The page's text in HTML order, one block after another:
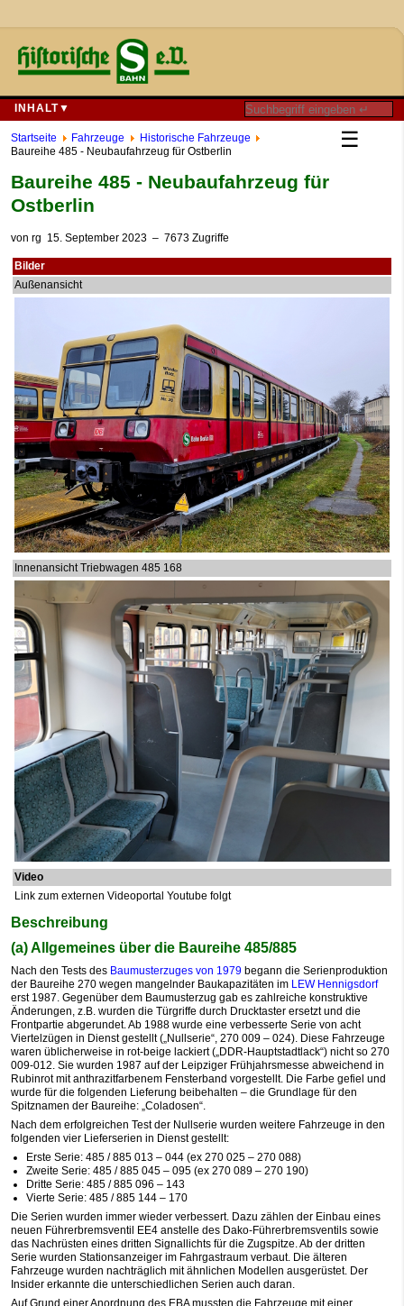
INHALT▼
☰
Startseite Fahrzeuge
Historische Fahrzeuge
Baureihe 485 - Neubaufahrzeug für Ostberlin
Baureihe 485 - Neubaufahrzeug für
Ostberlin
von rg 15. September 2023 – 7673 Zugriffe
Bilder
Außenansicht
Innenansicht Triebwagen 485 168
Video
Link zum externen Videoportal Youtube folgt
Beschreibung
(a) Allgemeines über die Baureihe 485/885
Nach den Tests des Baumusterzuges von 1979 begann die Serienproduktion
der Baureihe 270 wegen mangelnder Baukapazitäten im LEW Hennigsdorf
erst 1987. Gegenüber dem Baumusterzug gab es zahlreiche konstruktive
Änderungen, z.B. wurden die Türgriffe durch Drucktaster ersetzt und die
Frontpartie abgerundet. Ab 1988 wurde eine verbesserte Serie von acht
Viertelzügen in Dienst gestellt („Nullserie“, 270 009 – 024). Diese Fahrzeuge
waren üblicherweise in rot-beige lackiert („DDR-Hauptstadtlack“) nicht so 270
009-012. Sie wurden 1987 auf der Leipziger Frühjahrsmesse abweichend in
Rubinrot mit anthrazitfarbenem Fensterband vorgestellt. Die Farbe gefiel und
wurde für die folgenden Lieferung beibehalten – die Grundlage für den
Spitznamen der Baureihe: „Coladosen“.
Nach dem erfolgreichen Test der Nullserie wurden weitere Fahrzeuge in den
folgenden vier Lieferserien in Dienst gestellt:
Erste Serie: 485 / 885 013 – 044 (ex 270 025 – 270 088)
Zweite Serie: 485 / 885 045 – 095 (ex 270 089 – 270 190)
Dritte Serie: 485 / 885 096 – 143
Vierte Serie: 485 / 885 144 – 170
Die Serien wurden immer wieder verbessert. Dazu zählen der Einbau eines
neuen Führerbremsventil EE4 anstelle des Dako-Führerbremsventils sowie
das Nachrüsten eines dritten Signallichts für die Zugspitze. Ab der dritten
Serie wurden Stationsanzeiger im Fahrgastraum verbaut. Die älteren
Fahrzeuge wurden nachträglich mit ähnlichen Modellen ausgerüstet. Der
Insider erkannte die unterschiedlichen Serien auch daran.